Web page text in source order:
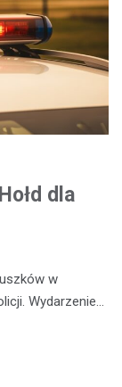
dla
w
Wydarzenie…